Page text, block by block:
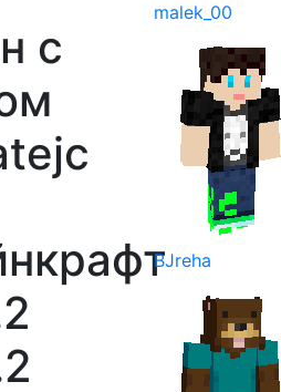
с
malek_00
BJreha